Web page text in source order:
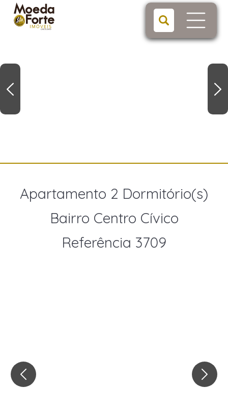
Apartamento 2 Dormitório(s)
Bairro Centro Cívico
Referência 3709